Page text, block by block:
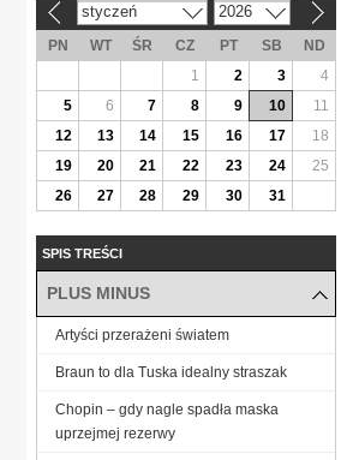
styczeń 2026
PN WT ŚR CZ PT SB
ND
1
2 3
4
5
6 7 8 9 10
11
12
13 14 15 16 17
18
19
20 21 22 23 24
25
26
27 28 29 30 31
SPIS TREŚCI
PLUS MINUS
Artyści przerażeni światem
Braun to dla Tuska idealny straszak
Chopin – gdy nagle spadła maska
uprzejmej rezerwy